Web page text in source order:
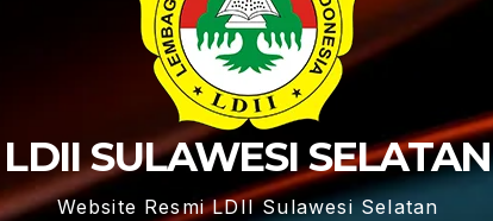
LDII SULAWESI SELATAN
Website Resmi LDII Sulawesi Selatan